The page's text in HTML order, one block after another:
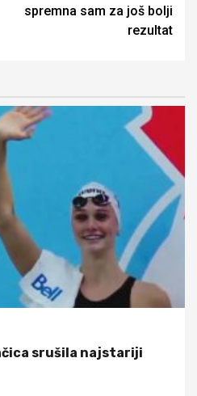
spremna sam za još bolji
rezultat
srušila najstariji